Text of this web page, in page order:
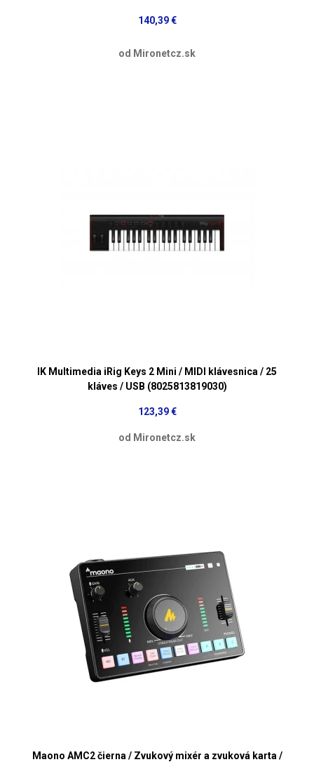
140,39 €
od Mironetcz.sk
IK Multimedia iRig Keys 2 Mini / MIDI klávesnica / 25
kláves / USB (8025813819030)
123,39 €
od Mironetcz.sk
Maono AMC2 čierna / Zvukový mixér a zvuková karta /